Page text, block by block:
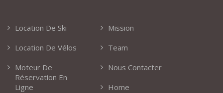
Location De Ski
Location De Vélos
Moteur De
Réservation En
Ligne
Mission
Team
Nous Contacter
Home